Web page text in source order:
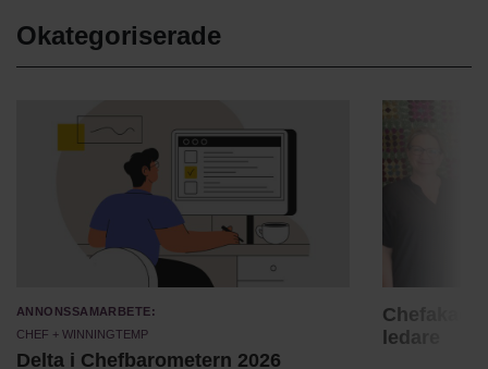
Okategoriserade
Annonssamarbete:
Chef + Winningtemp
Delta i Chefbarometern 2026
ledare